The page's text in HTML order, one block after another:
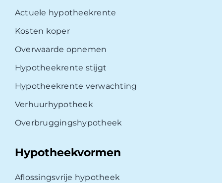
Actuele hypotheekrente
Kosten koper
Overwaarde opnemen
Hypotheekrente stijgt
Hypotheekrente verwachting
Verhuurhypotheek
Overbruggingshypotheek
Hypotheekvormen
Aflossingsvrije hypotheek